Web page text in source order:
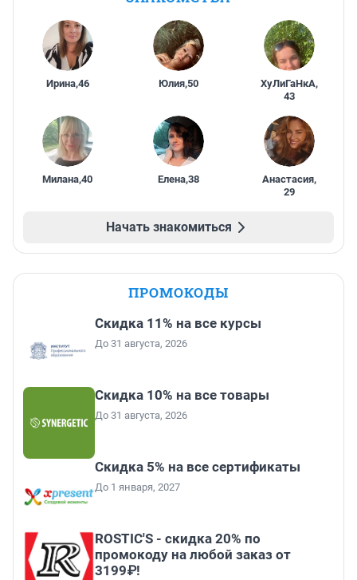
Ирина,46 Юлия,50 ХуЛиГаНкА,
43
Милана,40 Елена,38 Анастасия,
29
Начать знакомиться
ПРОМОКОДЫ
Скидка 11% на все курсы
До 31 августа, 2026
Скидка 10% на все товары
До 31 августа, 2026
Скидка 5% на все сертификаты
До 1 января, 2027
ROSTIC'S - скидка 20% по
промокоду на любой заказ от
3199₽!